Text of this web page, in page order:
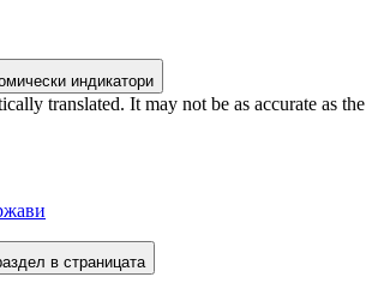
индикатори
translated. It may not be as accurate as the
в страницата